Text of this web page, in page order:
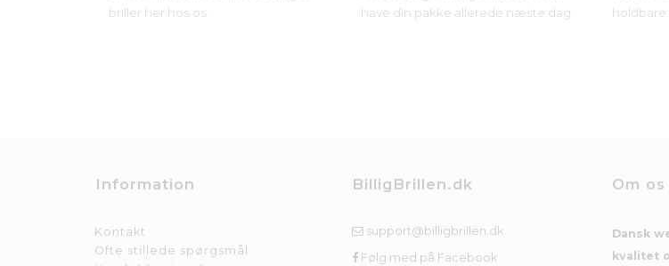
briller her hos os.
have din pakke allerede næste dag.
holdbare
Information
Kontakt
Ofte stillede spørgsmål
BilligBrillen.dk
support@billigbrillen.dk
Følg med på Facebook
Om os
Dansk
kvalitet